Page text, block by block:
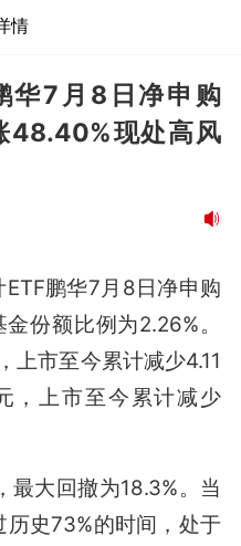
情
华7月8日净申购
48.40%现处高风
鹏华7月8日净申购
份额比例为2.26%。
上市至今累计减少4.11
，上市至今累计减少
大回撤为18.3%。当
历史73%的时间，处于